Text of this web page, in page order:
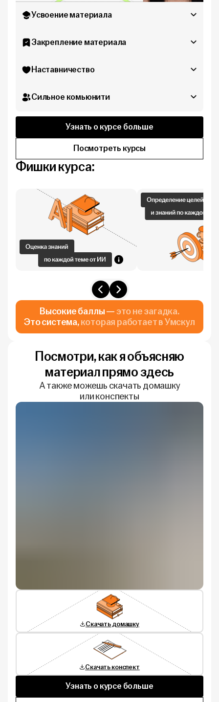
Усвоение материала
Закрепление материала
Наставничество
Сильное комьюнити
Узнать о курсе больше
Посмотреть курсы
Фишки курса:
Высокие баллы —это не загадка.
Это система,которая работает в Умскул
Посмотри, как я объясняю
материал прямо здесь
А также можешь скачать домашку
или конспекты
Скачать домашку
Скачать конспект
Узнать о курсе больше